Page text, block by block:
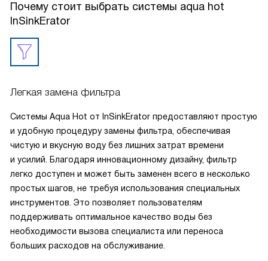
Почему стоит выбрать системы aqua hot
InSinkErator
Легкая замена фильтра
Системы Aqua Hot от InSinkErator предоставляют простую
и удобную процедуру замены фильтра, обеспечивая
чистую и вкусную воду без лишних затрат времени
и усилий. Благодаря инновационному дизайну, фильтр
легко доступен и может быть заменен всего в несколько
простых шагов, не требуя использования специальных
инструментов. Это позволяет пользователям
поддерживать оптимальное качество воды без
необходимости вызова специалиста или переноса
больших расходов на обслуживание.